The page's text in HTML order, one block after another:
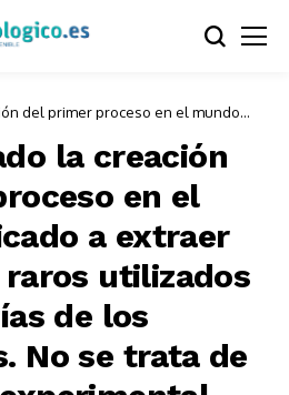
del primer proceso en el mundo
trata de un proceso experimental
la creación
en el
a extraer
utilizados
de los
No se trata de